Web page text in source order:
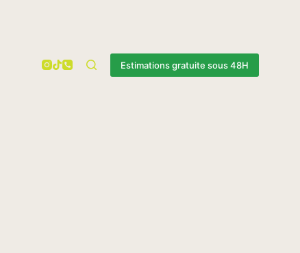
Estimations gratuite sous 48H